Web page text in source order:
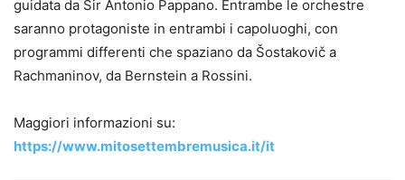
guidata da Sir Antonio Pappano. Entrambe le orchestre
saranno protagoniste in entrambi i capoluoghi, con
programmi differenti che spaziano da Šostakovič a
Rachmaninov, da Bernstein a Rossini.
Maggiori informazioni su:
https://www.mitosettembremusica.it/it